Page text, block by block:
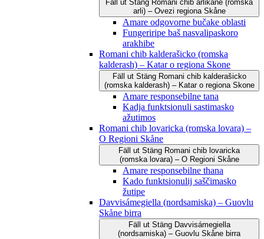
Fäll ut Stäng Romani čhib arlikane (romska
arli) – Ovezi regiona Skåne
Amare odgovorne bučake oblasti
Fungeriripe baš nasvalipaskoro
arakhibe
Romani chib kalderašicko (romska
kalderash) – Katar o regiona Skone
Fäll ut Stäng Romani chib kalderašicko
(romska kalderash) – Katar o regiona Skone
Amare responsebilne tana
Kadja funktsionuli sastimasko
ažutimos
Romani chib lovaricka (romska lovara) –
O Regioni Skåne
Fäll ut Stäng Romani chib lovaricka
(romska lovara) – O Regioni Skåne
Amare responsebilne thana
Kado funktsionulij saščimasko
žutipe
Davvisámegiella (nordsamiska) – Guovlu
Skåne birra
Fäll ut Stäng Davvisámegiella
(nordsamiska) – Guovlu Skåne birra